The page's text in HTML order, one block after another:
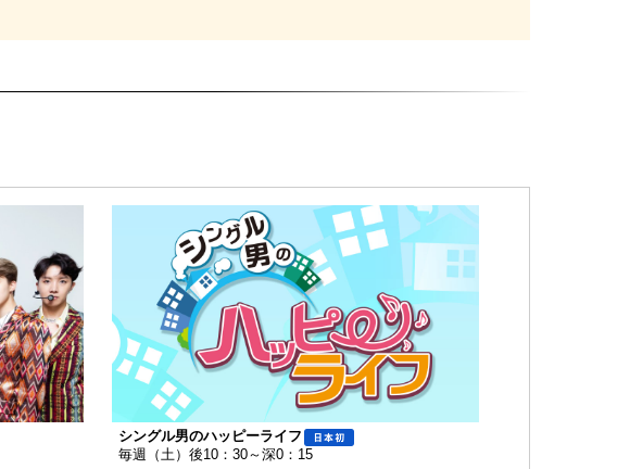
シングル男のハッピーライフ
毎週（土）後10：30～深0：15